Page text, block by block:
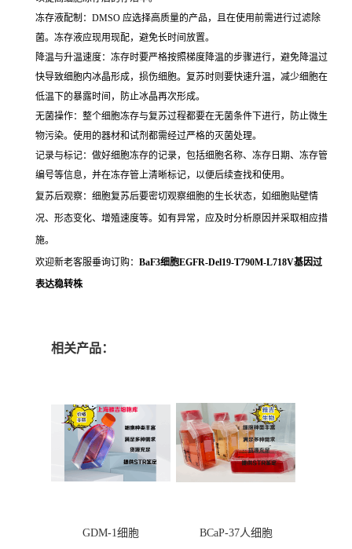
冻存液配制：DMSO 应选择高质量的产品，且在使用前需进行过滤除
菌。冻存液应现用现配，避免长时间放置。
降温与升温速度：冻存时要严格按照梯度降温的步骤进行，避免降温过
快导致细胞内冰晶形成，损伤细胞。复苏时则要快速升温，减少细胞在
低温下的暴露时间，防止冰晶再次形成。
无菌操作：整个细胞冻存与复苏过程都要在无菌条件下进行，防止微生
物污染。使用的器材和试剂都需经过严格的灭菌处理。
记录与标记：做好细胞冻存的记录，包括细胞名称、冻存日期、冻存管
编号等信息，并在冻存管上清晰标记，以便后续查找和使用。
复苏后观察：细胞复苏后要密切观察细胞的生长状态，如细胞贴壁情
况、形态变化、增殖速度等。如有异常，应及时分析原因并采取相应措
施。
欢迎新老客服垂询订购： BaF3细胞EGFR-Del19-T790M-L718V基因过
表达稳转株
相关产品：
GDM-1细胞 BCaP-37人细胞